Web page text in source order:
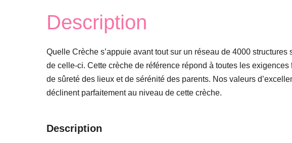
Description
Quelle Crèche s’appuie avant tout sur un réseau de 4000
de celle-ci. Cette crèche de référence répond à toutes les exigences
de sûreté des lieux et de sérénité des parents. Nos valeurs
déclinent parfaitement au niveau de cette crèche.
Description